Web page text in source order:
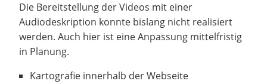
Die Bereitstellung der Videos mit einer
Audiodeskription konnte bislang nicht realisiert
werden. Auch hier ist eine Anpassung mittelfristig
in Planung.
Kartografie innerhalb der Webseite